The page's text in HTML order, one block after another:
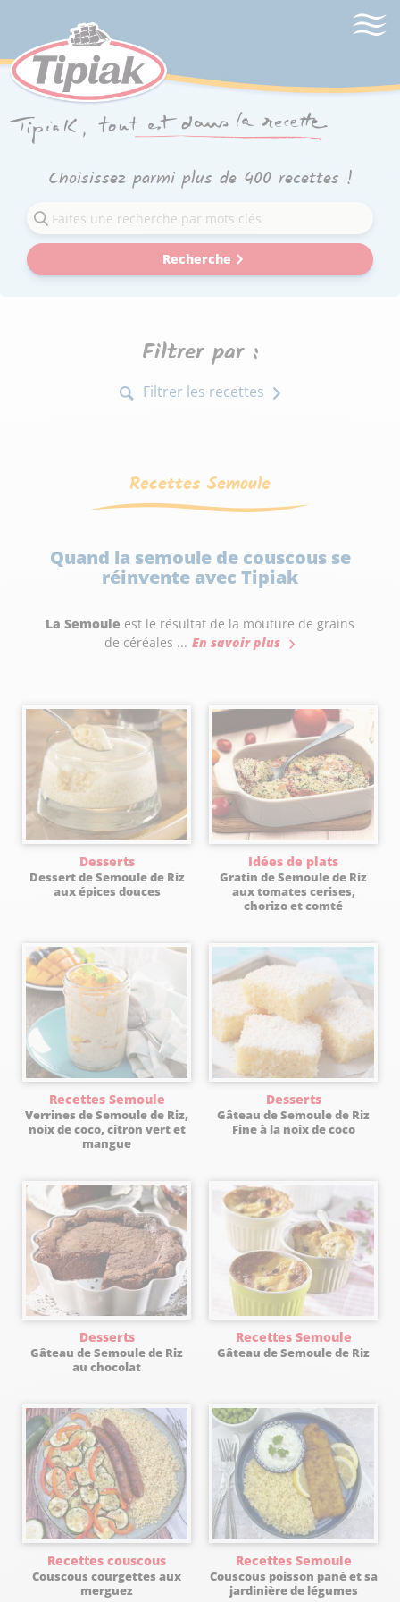
Choisissez parmi plus de 400 recettes !
Recherche
Filtrer par :
Filtrer les recettes
Recettes Semoule
Quand la semoule de couscous se
réinvente avec Tipiak
La Semoule est le résultat de la mouture de grains
de céréales ... En savoir plus
Desserts
Dessert de Semoule de Riz
aux épices douces
Idées de plats
Gratin de Semoule de Riz
aux tomates cerises,
chorizo et comté
Recettes Semoule
Verrines de Semoule de Riz,
noix de coco, citron vert et
mangue
Desserts
Gâteau de Semoule de Riz
Fine à la noix de coco
Desserts
Gâteau de Semoule de Riz
au chocolat
Recettes Semoule
Gâteau de Semoule de Riz
Recettes couscous
Couscous courgettes aux
merguez
Recettes Semoule
Couscous poisson pané et sa
jardinière de légumes